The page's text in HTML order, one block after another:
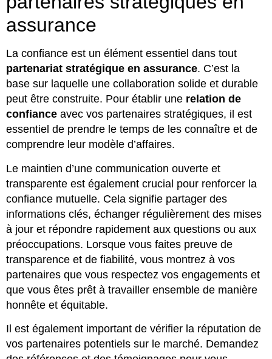
assurance
La confiance est un élément essentiel dans tout
partenariat stratégique en assurance. C’est la
base sur laquelle une collaboration solide et durable
peut être construite. Pour établir une relation de
confiance avec vos partenaires stratégiques, il est
essentiel de prendre le temps de les connaître et de
comprendre leur modèle d’affaires.
Le maintien d’une communication ouverte et
transparente est également crucial pour renforcer la
confiance mutuelle. Cela signifie partager des
informations clés, échanger régulièrement des mises
à jour et répondre rapidement aux questions ou aux
préoccupations. Lorsque vous faites preuve de
transparence et de fiabilité, vous montrez à vos
partenaires que vous respectez vos engagements et
que vous êtes prêt à travailler ensemble de manière
honnête et équitable.
Il est également important de vérifier la réputation de
vos partenaires potentiels sur le marché. Demandez